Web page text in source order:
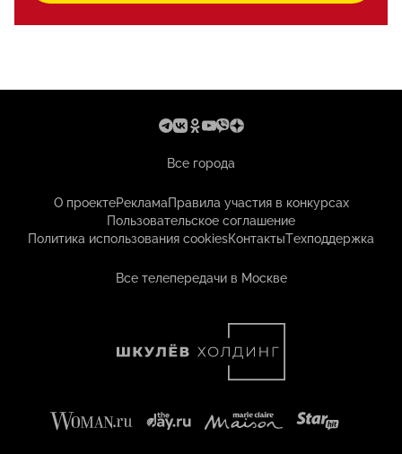
Все города
О проектеРекламаПравила участия в конкурсах
Пользовательское соглашение
Политика использования cookiesКонтактыТехподдержка
Все телепередачи в Москве